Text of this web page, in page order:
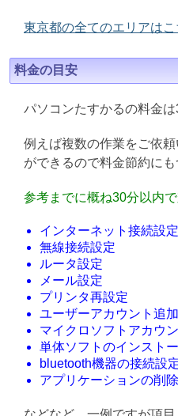
東京都の全てのエリアはこ
料金の目安
パソコンたすかるの料金
例えば複数の作業をご依
ができるので料金節約にも
参考までに概ね30分以内
インターネット接続設定
無線接続設定
ルータ設定
メール設定
プリンタ再設定
ユーザーアカウント追加
マイクロソフトアカウ
単体ソフトのインスト
bluetooth機器の接続設
アプリケーションの削除